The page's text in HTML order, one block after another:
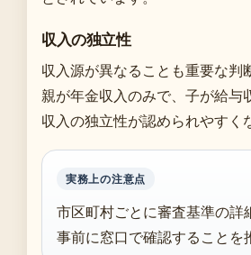
収入の独立性
収入源が異なることも重要な判
親が年金収入のみで、子が給与
収入の独立性が認められやすく
実務上の注意点
市区町村ごとに審査基準の詳
事前に窓口で確認することを